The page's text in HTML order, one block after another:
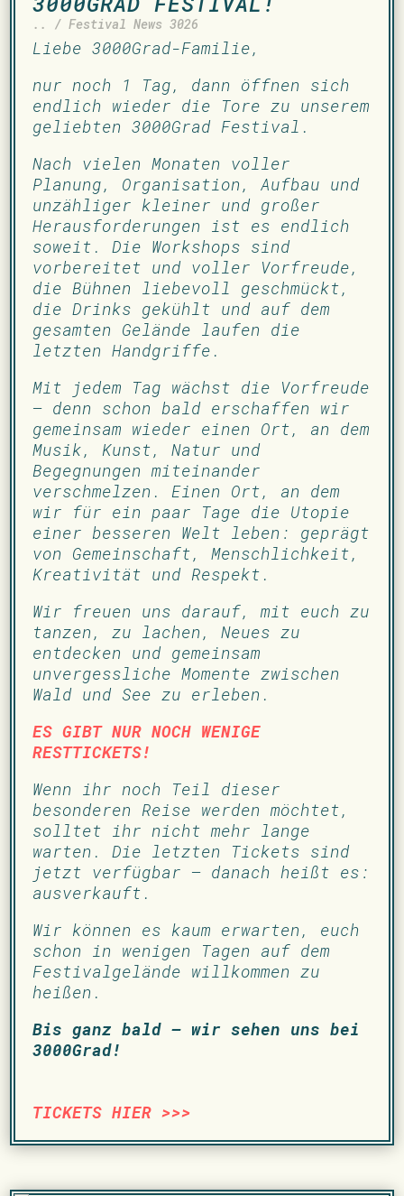
.. / Festival News 3026
Liebe 3000Grad-Familie,
nur noch 1 Tag, dann öffnen sich
endlich wieder die Tore zu unserem
geliebten 3000Grad Festival.
Nach vielen Monaten voller
Planung, Organisation, Aufbau und
unzähliger kleiner und großer
Herausforderungen ist es endlich
soweit. Die Workshops sind
vorbereitet und voller Vorfreude,
die Bühnen liebevoll geschmückt,
die Drinks gekühlt und auf dem
gesamten Gelände laufen die
letzten Handgriffe.
Mit jedem Tag wächst die Vorfreude
– denn schon bald erschaffen wir
gemeinsam wieder einen Ort, an dem
Musik, Kunst, Natur und
Begegnungen miteinander
verschmelzen. Einen Ort, an dem
wir für ein paar Tage die Utopie
einer besseren Welt leben: geprägt
von Gemeinschaft, Menschlichkeit,
Kreativität und Respekt.
Wir freuen uns darauf, mit euch zu
tanzen, zu lachen, Neues zu
entdecken und gemeinsam
unvergessliche Momente zwischen
Wald und See zu erleben.
ES GIBT NUR NOCH WENIGE
RESTTICKETS!
Wenn ihr noch Teil dieser
besonderen Reise werden möchtet,
solltet ihr nicht mehr lange
warten. Die letzten Tickets sind
jetzt verfügbar – danach heißt es:
ausverkauft.
Wir können es kaum erwarten, euch
schon in wenigen Tagen auf dem
Festivalgelände willkommen zu
heißen.
Bis ganz bald – wir sehen uns bei
3000Grad!
TICKETS HIER >>>